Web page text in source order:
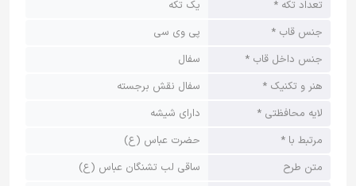
تعداد تکه *
یک تکه
جنس قاب *
پی وی سی
جنس داخل قاب *
سفال
هنر و تکنیک *
سفال نقش برجسته
لایه محافظتی *
دارای شیشه
مرتبط با *
حضرت عباس (ع)
متن طرح
ساقی لب تشنگان عباس (ع)